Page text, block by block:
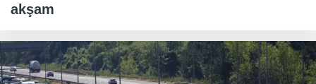
akşam